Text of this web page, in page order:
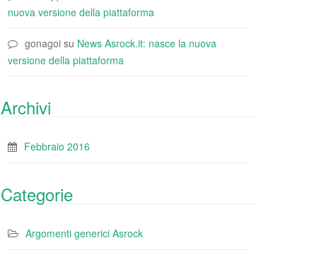
nuova versione della piattaforma
gonagoi su News Asrock.it: nasce la nuova
versione della piattaforma
Archivi
Febbraio 2016
Categorie
Argomenti generici Asrock